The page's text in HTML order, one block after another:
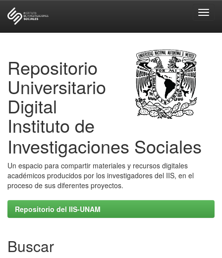
Repositorio
Universitario
Digital
Instituto de
Investigaciones Sociales
Un espacio para compartir materiales y recursos digitales
académicos producidos por los investigadores del IIS, en el
proceso de sus diferentes proyectos.
Repositorio del IIS-UNAM
Buscar